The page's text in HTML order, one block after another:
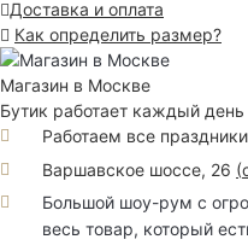
Доставка и оплата
Как определить размер?
Магазин в Москве
Бутик работает каждый
Работаем все
Варшавское шоссе, 26 (
Большой шоу-рум с
весь товар, который